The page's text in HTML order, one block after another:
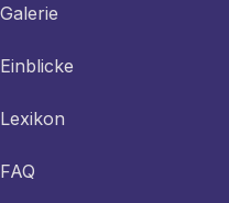
Galerie
Einblicke
Lexikon
FAQ